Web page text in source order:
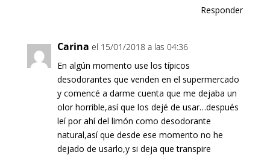
Responder
Carina el 15/01/2018 a las 04:36
En algún momento use los típicos
desodorantes que venden en el supermercado
y comencé a darme cuenta que me dejaba un
olor horrible,así que los dejé de usar…después
leí por ahí del limón como desodorante
natural,así que desde ese momento no he
dejado de usarlo,y si deja que transpire